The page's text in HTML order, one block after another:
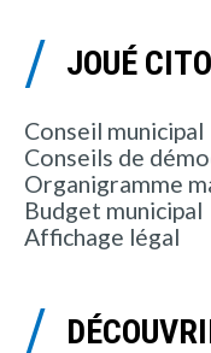
JOUÉ
Conseil municipal
Conseils de
Organigramme
Budget municipal
Affichage légal